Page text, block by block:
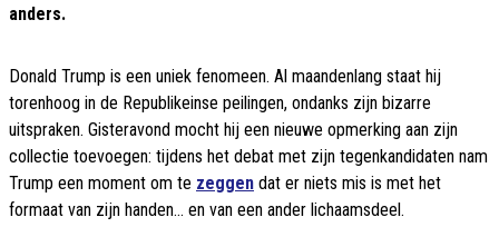
anders.
Donald Trump is een uniek fenomeen. Al maandenlang staat hij
torenhoog in de Republikeinse peilingen, ondanks zijn bizarre
uitspraken. Gisteravond mocht hij een nieuwe opmerking aan zijn
collectie toevoegen: tijdens het debat met zijn tegenkandidaten nam
Trump een moment om te zeggen dat er niets mis is met het
formaat van zijn handen... en van een ander lichaamsdeel.